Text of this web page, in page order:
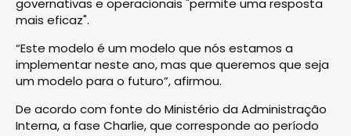
mais eficaz".
“Este modelo é um modelo que nós estamos a
implementar neste ano, mas que queremos que seja
um modelo para o futuro”, afirmou.
De acordo com fonte do Ministério da Administração
Interna, a fase Charlie, que corresponde ao período